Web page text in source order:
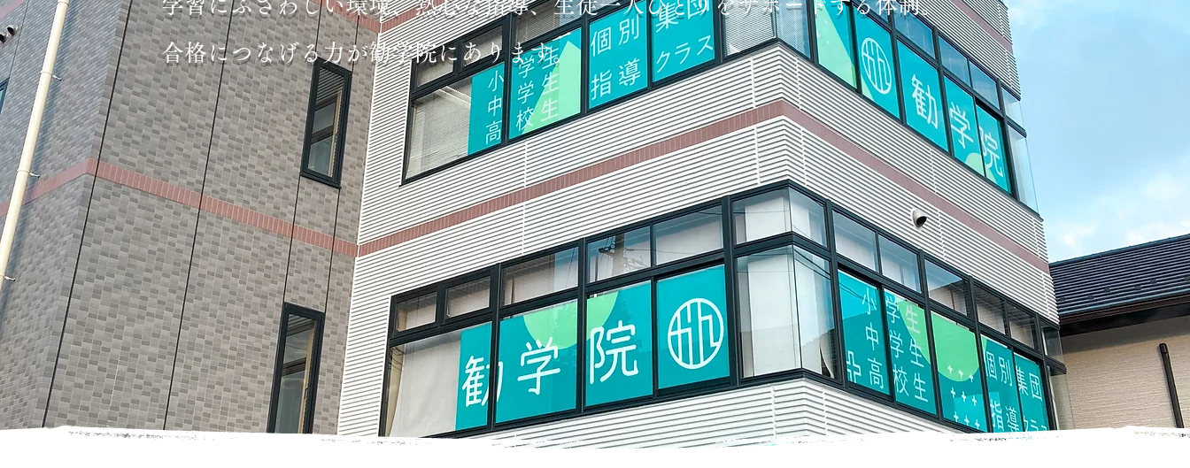
合格につなげる力が勧学院にあります。